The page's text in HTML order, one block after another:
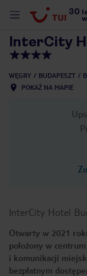
30
InterCity
WĘGRY BUDAPESZT
POKAŻ NA MAPIE
InterCity Hotel
Otwarty w 2021
położony w
i komunikacji
bezpłatnym